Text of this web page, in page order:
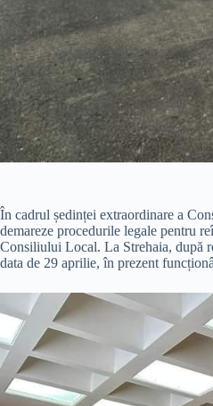
În cadrul ședinței extraordinare a
demareze procedurile legale pentru
Consiliului Local. La Strehaia, după
data de 29 aprilie, în prezent